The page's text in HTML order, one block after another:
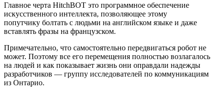
Главное черта HitchBOT это программное обеспечение
искусственного интеллекта, позволяющее этому
попутчику болтать с людьми на английском языке и даже
вставлять фразы на французском.
Примечательно, что самостоятельно передвигаться робот не
может. Поэтому все его перемещения полностью возлагалось
на людей и как показывает жизнь они оправдали надежды
разработчиков — группу исследователей по коммуникациям
из Онтарио.